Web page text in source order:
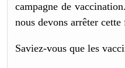
campagne de
nous devons arrêter
Saviez-vous que les